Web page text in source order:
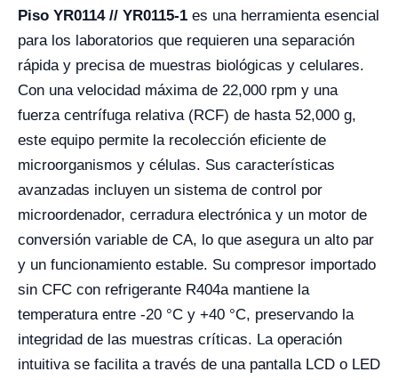
Piso YR0114 // YR0115-1 es una herramienta esencial
para los laboratorios que requieren una separación
rápida y precisa de muestras biológicas y celulares.
Con una velocidad máxima de 22,000 rpm y una
fuerza centrífuga relativa (RCF) de hasta 52,000 g,
este equipo permite la recolección eficiente de
microorganismos y células. Sus características
avanzadas incluyen un sistema de control por
microordenador, cerradura electrónica y un motor de
conversión variable de CA, lo que asegura un alto par
y un funcionamiento estable. Su compresor importado
sin CFC con refrigerante R404a mantiene la
temperatura entre -20 °C y +40 °C, preservando la
integridad de las muestras críticas. La operación
intuitiva se facilita a través de una pantalla LCD o LED